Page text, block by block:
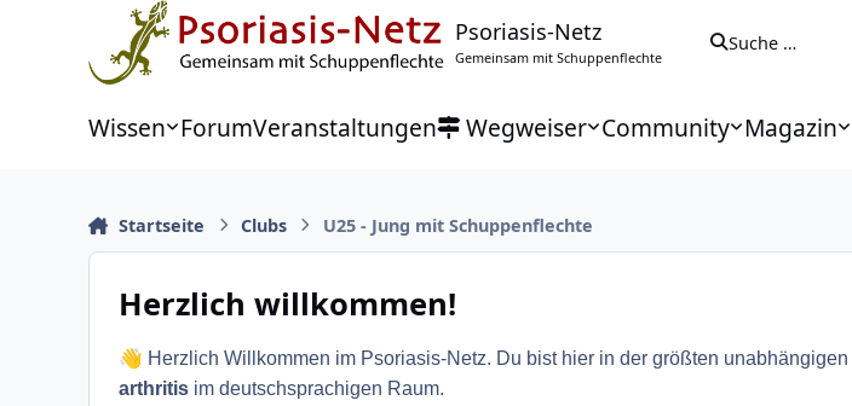
Zu Inhalt springen
Psoriasis-Netz
Gemeinsam mit Schuppenflechte
Suche …
Wissen ForumVeranstaltungen Wegweiser Community Magazin
Startseite Clubs U25 - Jung mit Schuppenflechte
Herzlich willkommen!
👋 Herzlich Willkommen im Psoriasis-Netz. Du bist hier in der größten unabhängigen
arthritisim deutschsprachigen Raum.